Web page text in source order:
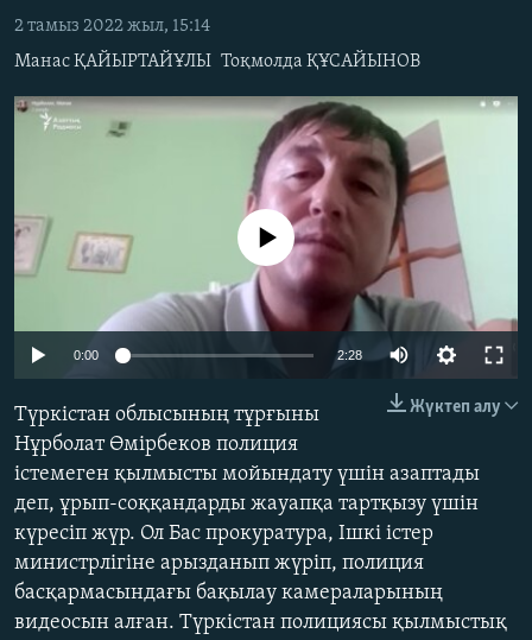
Search
ӘЛЕМ
АРНАЙЫ ЖОБАЛАР
Русский
Басқа тілдерде
2 тамыз 2022 жыл, 15:14
Манас ҚАЙЫРТАЙҰЛЫ Тоқмолда ҚҰСАЙЫНОВ
Auto 360p
720p 1080p
No media source currently available
0:00 2:28
480p
720p
1080p
Жүктеп алу
Түркістан облысының тұрғыны
Нұрболат Өмірбеков полиция
істемеген қылмысты мойындату үшін азаптады
деп, ұрып-соққандарды жауапқа тартқызу үшін
күресіп жүр. Ол Бас прокуратура, Ішкі істер
министрлігіне арызданып жүріп, полиция
басқармасындағы бақылау камераларының
видеосын алған. Түркістан полициясы қылмыстық